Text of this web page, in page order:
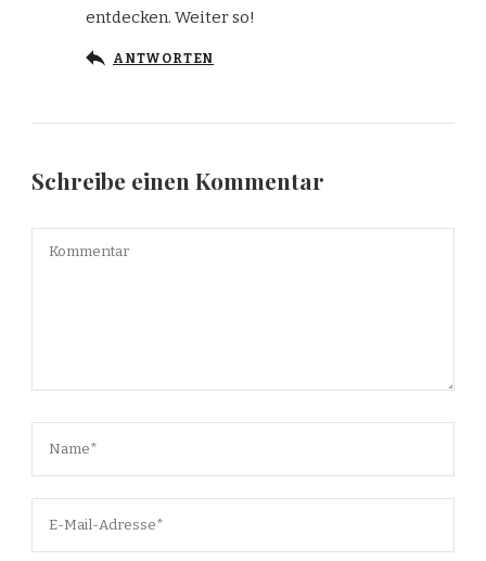
entdecken. Weiter so!
ANTWORTEN
Schreibe einen Kommentar